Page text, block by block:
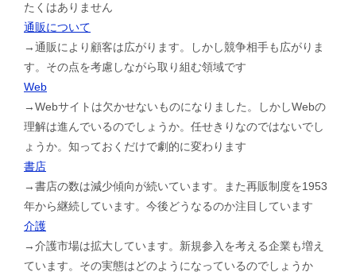
たくはありません
通販について
→通販により顧客は広がります。しかし競争相手も広がりま
す。その点を考慮しながら取り組む領域です
Web
→Webサイトは欠かせないものになりました。しかしWebの
理解は進んでいるのでしょうか。任せきりなのではないでし
ょうか。知っておくだけで劇的に変わります
書店
→書店の数は減少傾向が続いています。また再販制度を1953
年から継続しています。今後どうなるのか注目しています
介護
→介護市場は拡大しています。新規参入を考える企業も増え
ています。その実態はどのようになっているのでしょうか